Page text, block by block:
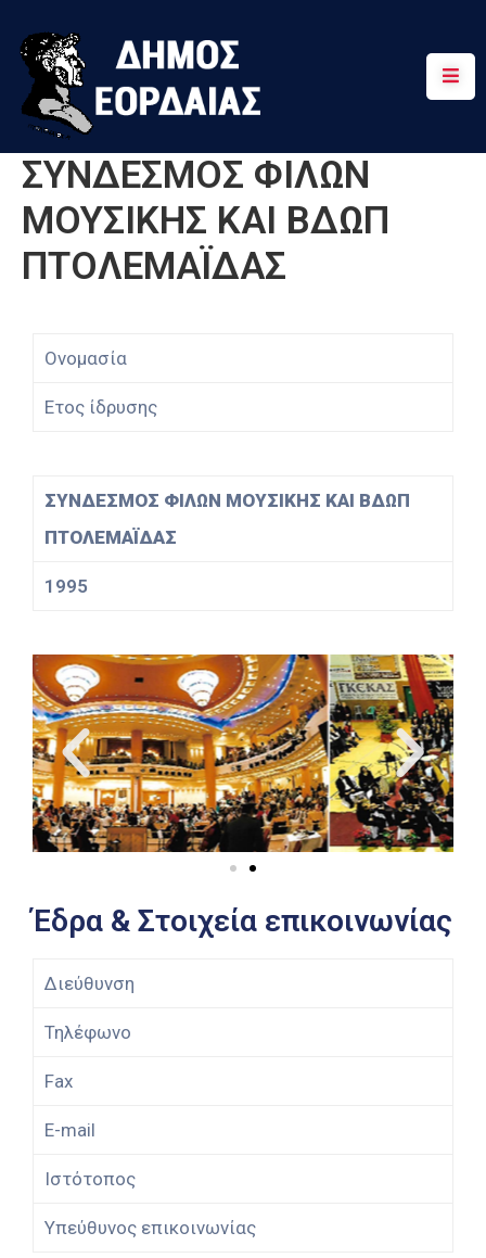
Αρχική
Πτολεμαΐδα
Κοινότητες
ΣΥΝΔΕΣΜΟΣ ΦΙΛΩΝ
ΜΟΥΣΙΚΗΣ ΚΑΙ ΒΔΩΠ
ΠΤΟΛΕΜΑΪΔΑΣ
Ονομασία
Ετος ίδρυσης
ΣΥΝΔΕΣΜΟΣ ΦΙΛΩΝ ΜΟΥΣΙΚΗΣ ΚΑΙ ΒΔΩΠ
ΠΤΟΛΕΜΑΪΔΑΣ
1995
Έδρα & Στοιχεία επικοινωνίας
Διεύθυνση
Τηλέφωνο
Fax
E-mail
Ιστότοπος
Υπεύθυνος επικοινωνίας